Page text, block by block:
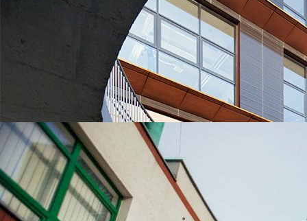
УНІВЕРСИТЕТИ, ЯКІНАЙЧАСТІШЕВИБИРАЮТЬ